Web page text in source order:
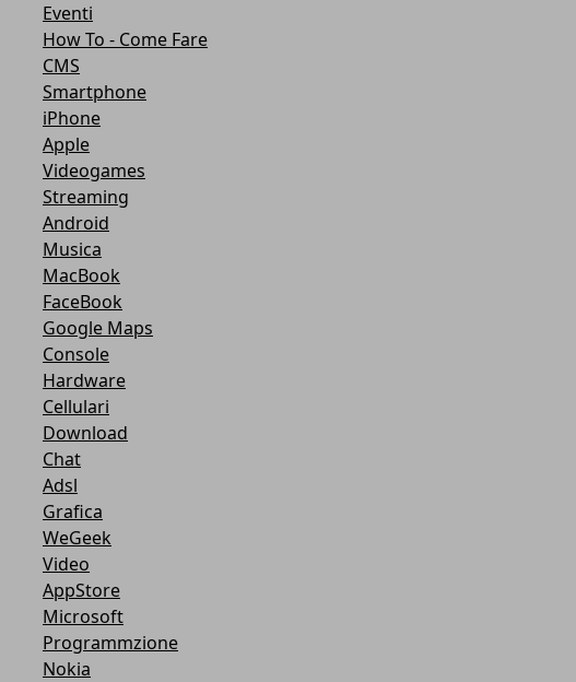
Eventi
How To - Come Fare
CMS
Smartphone
iPhone
Apple
Videogames
Streaming
Android
Musica
MacBook
FaceBook
Google Maps
Console
Hardware
Cellulari
Download
Chat
Adsl
Grafica
WeGeek
Video
AppStore
Microsoft
Programmzione
Nokia